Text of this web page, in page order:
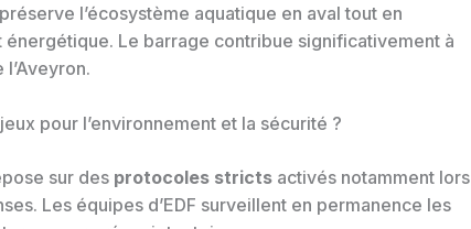
l’écosystème aquatique en aval tout en
énergétique. Le barrage contribue significativement à
pour l’environnement et la sécurité ?
sur des protocoles stricts activés notamment lors
Les équipes d’EDF surveillent en permanence les